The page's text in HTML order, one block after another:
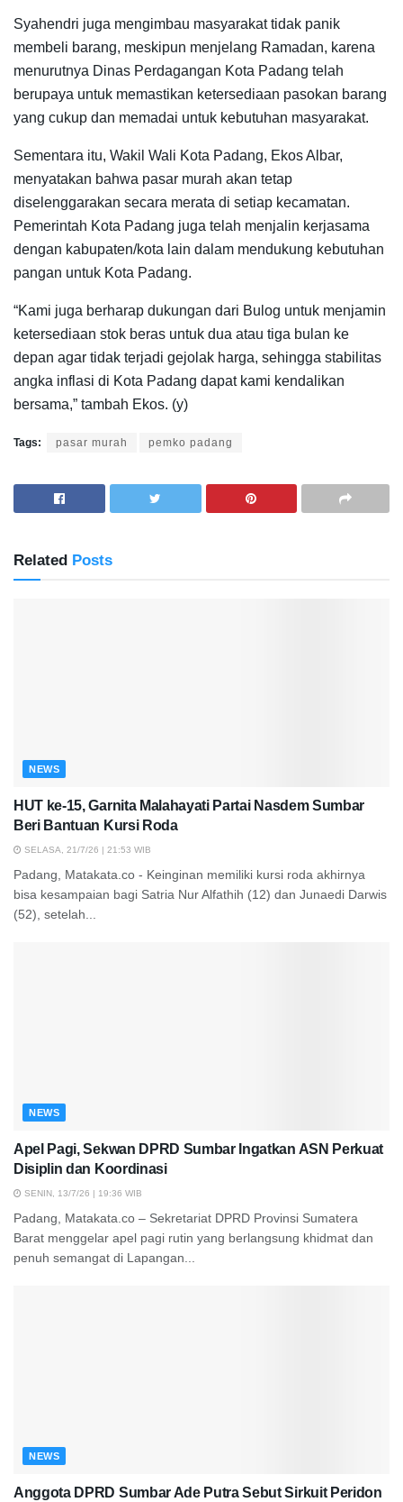
Syahendri juga mengimbau masyarakat tidak panik
membeli barang, meskipun menjelang Ramadan, karena
menurutnya Dinas Perdagangan Kota Padang telah
berupaya untuk memastikan ketersediaan pasokan barang
yang cukup dan memadai untuk kebutuhan masyarakat.
Sementara itu, Wakil Wali Kota Padang, Ekos Albar,
menyatakan bahwa pasar murah akan tetap
diselenggarakan secara merata di setiap kecamatan.
Pemerintah Kota Padang juga telah menjalin kerjasama
dengan kabupaten/kota lain dalam mendukung kebutuhan
pangan untuk Kota Padang.
“Kami juga berharap dukungan dari Bulog untuk menjamin
ketersediaan stok beras untuk dua atau tiga bulan ke
depan agar tidak terjadi gejolak harga, sehingga stabilitas
angka inflasi di Kota Padang dapat kami kendalikan
bersama,” tambah Ekos. (y)
Tags: pasar murah pemko padang
Related Posts
NEWS
HUT ke-15, Garnita Malahayati Partai Nasdem Sumbar
Beri Bantuan Kursi Roda
SELASA, 21/7/26 | 21:53 WIB
Padang, Matakata.co - Keinginan memiliki kursi roda akhirnya
bisa kesampaian bagi Satria Nur Alfathih (12) dan Junaedi Darwis
(52), setelah...
NEWS
Apel Pagi, Sekwan DPRD Sumbar Ingatkan ASN Perkuat
Disiplin dan Koordinasi
SENIN, 13/7/26 | 19:36 WIB
Padang, Matakata.co – Sekretariat DPRD Provinsi Sumatera
Barat menggelar apel pagi rutin yang berlangsung khidmat dan
penuh semangat di Lapangan...
NEWS
Anggota DPRD Sumbar Ade Putra Sebut Sirkuit Peridon